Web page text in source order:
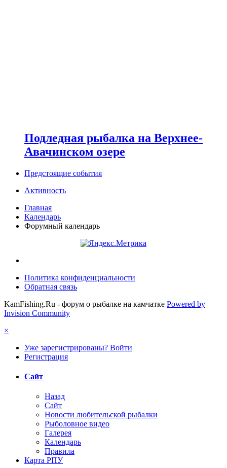
Подледная рыбалка на Верхнее-
Авачинском озере
Предстоящие события
Активность
Главная
Календарь
Форумный календарь
Политика конфиденциальности
Обратная связь
KamFishing.Ru - форум о рыбалке на камчатке Powered by
Invision Community
×
Уже зарегистрированы? Войти
Регистрация
Сайт
Назад
Сайт
Новости любительской рыбалки
Рыболовное видео
Галерея
Календарь
Правила
Карта РПУ